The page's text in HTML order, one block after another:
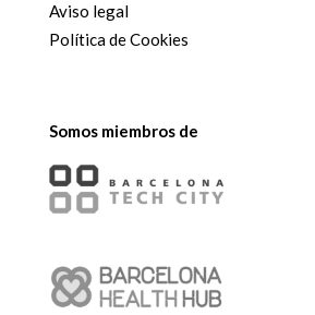
Aviso legal
Política de Cookies
Somos miembros de